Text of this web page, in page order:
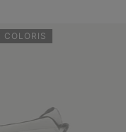
COLORIS